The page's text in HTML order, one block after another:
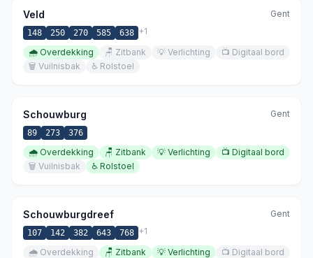
Veld Gent
148 250 270 585 638 +1
🌧️ Overdekking 🪑 Zitbank 💡 Verlichting 📺 Digitaal bord
🗑️ Vuilnisbak ♿ Rolstoel
Schouwburg Gent
89 273 376
🌧️ Overdekking 🪑 Zitbank 💡 Verlichting 📺 Digitaal bord
🗑️ Vuilnisbak ♿ Rolstoel
Schouwburgdreef Gent
107 142 382 643 768 +1
🌧️ Overdekking 🪑 Zitbank 💡 Verlichting 📺 Digitaal bord